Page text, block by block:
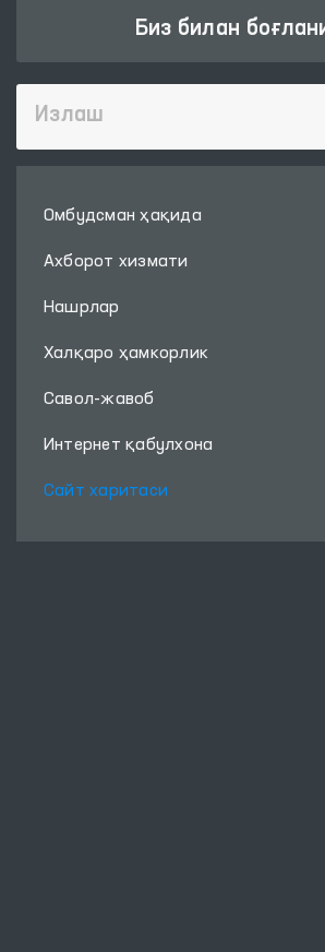
Биз билан
Омбудсман ҳақида
Ахборот хизмати
Нашрлар
Халқаро ҳамкорлик
Савол-жавоб
Интернет қабулхона
Сайт харитаси